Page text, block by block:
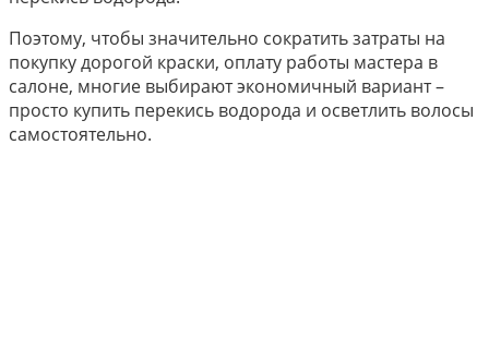
Поэтому, чтобы значительно сократить затраты на
покупку дорогой краски, оплату работы мастера в
салоне, многие выбирают экономичный вариант –
просто купить перекись водорода и осветлить волосы
самостоятельно.